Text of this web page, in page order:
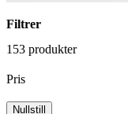
Filtrer
153 produkter
Pris